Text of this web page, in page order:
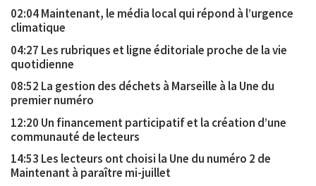
02:04 Maintenant, le média local qui répond à l’urgence
climatique
04:27 Les rubriques et ligne éditoriale proche de la vie
quotidienne
08:52 La gestion des déchets à Marseille à la Une du
premier numéro
12:20 Un financement participatif et la création d’une
communauté de lecteurs
14:53 Les lecteurs ont choisi la Une du numéro 2 de
Maintenant à paraître mi-juillet